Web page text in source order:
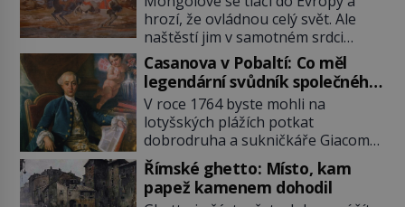
hrozí, že ovládnou celý svět. Ale
naštěstí jim v samotném srdci
Evropy stojí v cestě malé, ale silné
království, které dokáže
dobyvatelské hordy zastavit. Co
nedokáže žádná z asijských říší, co
nedokážou Němci – to dokáže
český král. Nebo že by ne?
Mongolové od roku 1223 postupují
podél Kaspického a Azovského
moře, […]
Casanova v Pobaltí: Co měl
legendární svůdník společného
se svobodnými zednáři?
V roce 1764 byste mohli na
lotyšských plážích potkat
dobrodruha a sukničkáře Giacoma
Casanovu. Jeho cesta k Baltskému
moři však nebyla turistickým
výletem, ale ryze pracovní cestou
Římské ghetto: Místo, kam
papež kamenem dohodil